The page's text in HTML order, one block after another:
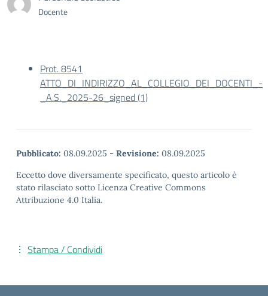
Docente
Prot. 8541
ATTO_DI_INDIRIZZO_AL_COLLEGIO_DEI_DOCENTI_-
_A.S._2025-26_signed (1)
Pubblicato: 08.09.2025 - Revisione: 08.09.2025
Eccetto dove diversamente specificato, questo articolo è
stato rilasciato sotto Licenza Creative Commons
Attribuzione 4.0 Italia.
Stampa / Condividi